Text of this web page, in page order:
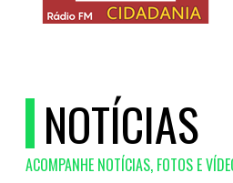
NOTÍCIAS
ACOMPANHE NOTÍCIAS, FOTOS E